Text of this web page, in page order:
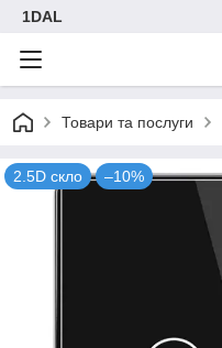
1DAL
Товари та послуги
2.5D скло –10%